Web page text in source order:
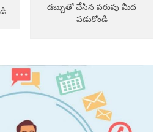
డబ్బుతో చేసిన పరుపు మీద
పడుకోండి